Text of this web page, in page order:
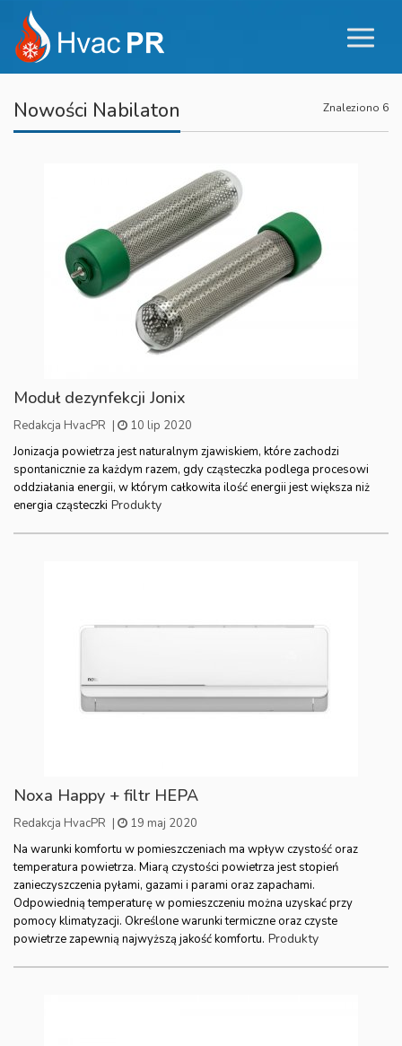
Nowości Nabilaton Znaleziono 6
Moduł dezynfekcji Jonix
Redakcja HvacPR |
10 lip 2020
Jonizacja powietrza jest naturalnym zjawiskiem, które zachodzi
spontanicznie za każdym razem, gdy cząsteczka podlega procesowi
oddziałania energii, w którym całkowita ilość energii jest większa niż
energia cząsteczki Produkty
Noxa Happy + filtr HEPA
Redakcja HvacPR |
19 maj 2020
Na warunki komfortu w pomieszczeniach ma wpływ czystość oraz
temperatura powietrza. Miarą czystości powietrza jest stopień
zanieczyszczenia pyłami, gazami i parami oraz zapachami.
Odpowiednią temperaturę w pomieszczeniu można uzyskać przy
pomocy klimatyzacji. Określone warunki termiczne oraz czyste
powietrze zapewnią najwyższą jakość komfortu. Produkty